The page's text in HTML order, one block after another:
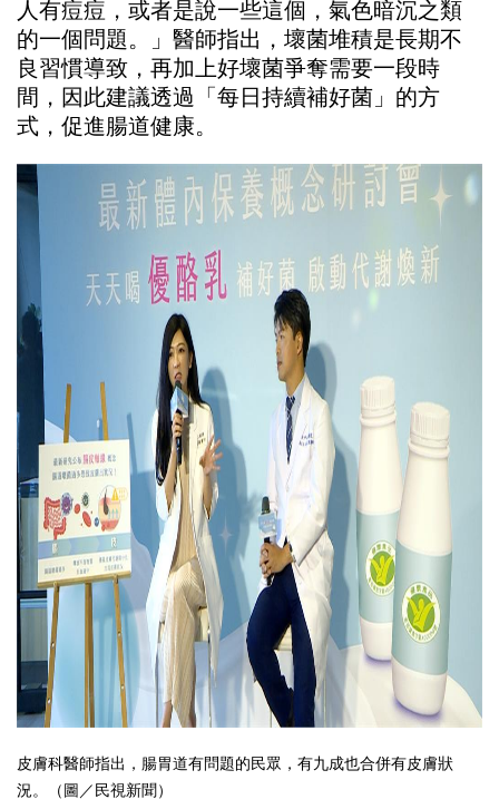
人有痘痘，或者是說一些這個，氣色暗沉之類
的一個問題。」醫師指出，壞菌堆積是長期不
良習慣導致，再加上好壞菌爭奪需要一段時
間，因此建議透過「每日持續補好菌」的方
式，促進腸道健康。
皮膚科醫師指出，腸胃道有問題的民眾，有九成也合併有皮膚狀
況。（圖／民視新聞）